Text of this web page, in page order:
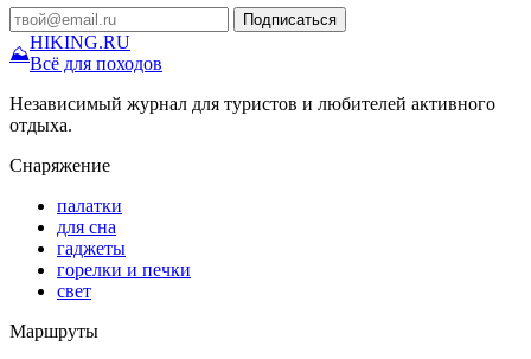
Подписаться
⛰
HIKING.RU
Всё для походов
Независимый журнал для туристов и любителей активного
отдыха.
Снаряжение
палатки
для сна
гаджеты
горелки и печки
свет
Маршруты